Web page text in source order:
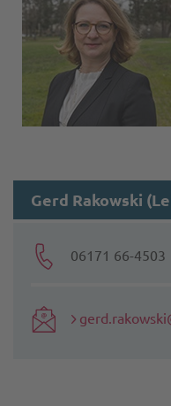
Gerd Rakowski
06171 66-4503